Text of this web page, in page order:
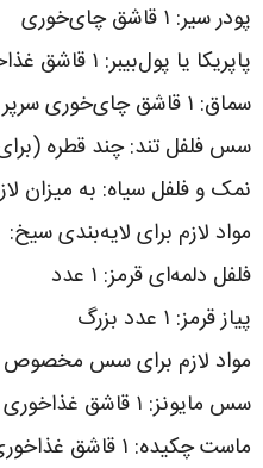
پودر سیر: ۱ قاشق چای‌خوری
پاپریکا یا پول‌بیبر: ۱ قاشق غذاخوری
سماق: ۱ قاشق چای‌خوری سرپر (نکته کلیدی طعم‌دهی)
سس فلفل تند: چند قطره
نمک و فلفل سیاه: به میزان
مواد لازم برای لایه‌بندی سیخ:
فلفل دلمه‌ای قرمز: ۱ عدد
پیاز قرمز: ۱ عدد بزرگ
مواد لازم برای سس مخصوص
سس مایونز: ۱ قاشق غذاخوری سرپر
ماست چکیده: ۱ قاشق غذاخوری